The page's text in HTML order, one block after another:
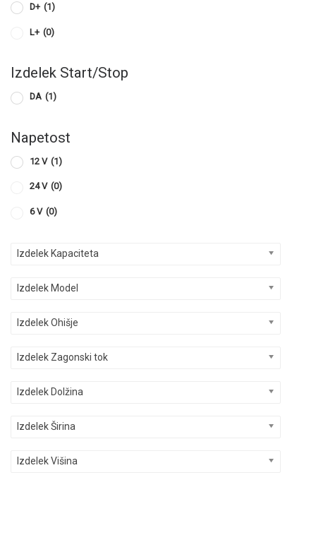
D+ (1)
L+ (0)
Izdelek Start/Stop
DA (1)
Napetost
12 V (1)
24 V (0)
6 V (0)
Izdelek Kapaciteta
Izdelek Model
Izdelek Ohišje
Izdelek Zagonski tok
Izdelek Dolžina
Izdelek Širina
Izdelek Višina